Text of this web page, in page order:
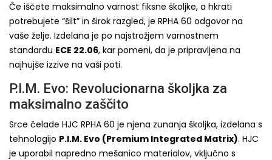
Če iščete maksimalno varnost fiksne školjke, a hkrati
potrebujete “šilt” in širok razgled, je RPHA 60 odgovor na
vaše želje. Izdelana je po najstrožjem varnostnem
standardu ECE 22.06, kar pomeni, da je pripravljena na
najhujše izzive na vaši poti.
P.I.M. Evo: Revolucionarna školjka za
maksimalno zaščito
Srce čelade HJC RPHA 60 je njena zunanja školjka, izdelana s
tehnologijo P.I.M. Evo (Premium Integrated Matrix). HJC
je uporabil napredno mešanico materialov, vključno s